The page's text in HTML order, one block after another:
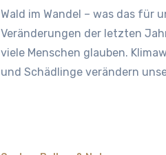
Wald im Wandel – was das für unsere Bienen bedeutet Die
Veränderungen der letzten
viele Menschen glauben.
und Schädlinge verändern